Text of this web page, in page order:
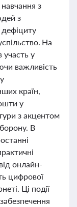
з
з
На
участь у
важливість
країн,
у
з акцентом
В
онлайн-
цифрової
Ці події